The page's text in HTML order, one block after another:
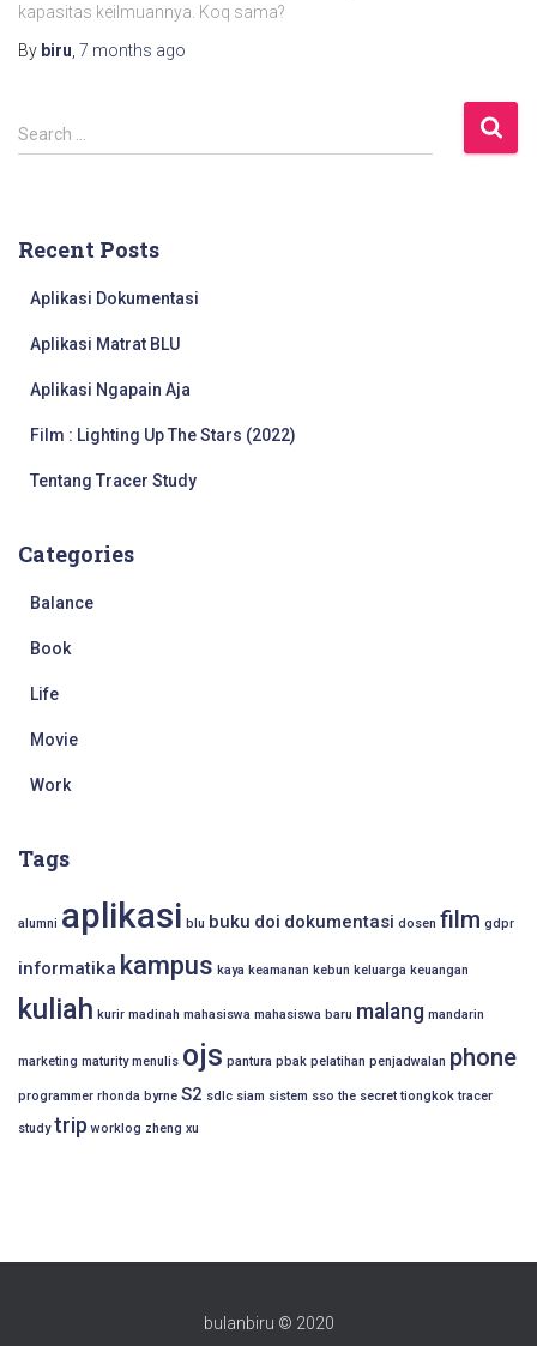
kapasitas keilmuannya. Koq sama?
By biru 7 months ago
S
e
h
Search …
Recent Posts
Aplikasi Dokumentasi
Aplikasi Matrat BLU
Aplikasi Ngapain Aja
Film : Lighting Up The Stars (2022)
Tentang Tracer Study
Categories
Balance
Book
Life
Movie
Work
Tags
alumni aplikasi blu buku doi dokumentasi dosen film gdpr
informatika kampus kaya keamanan kebun keluarga keuangan
kuliah kurir madinah mahasiswa mahasiswa baru malang mandarin
marketing maturity menulis ojs pantura pbak pelatihan penjadwalan phone
programmer rhonda byrne S2 sdlc siam sistem sso the secret tiongkok tracer
study trip worklog zheng xu
bulanbiru © 2020